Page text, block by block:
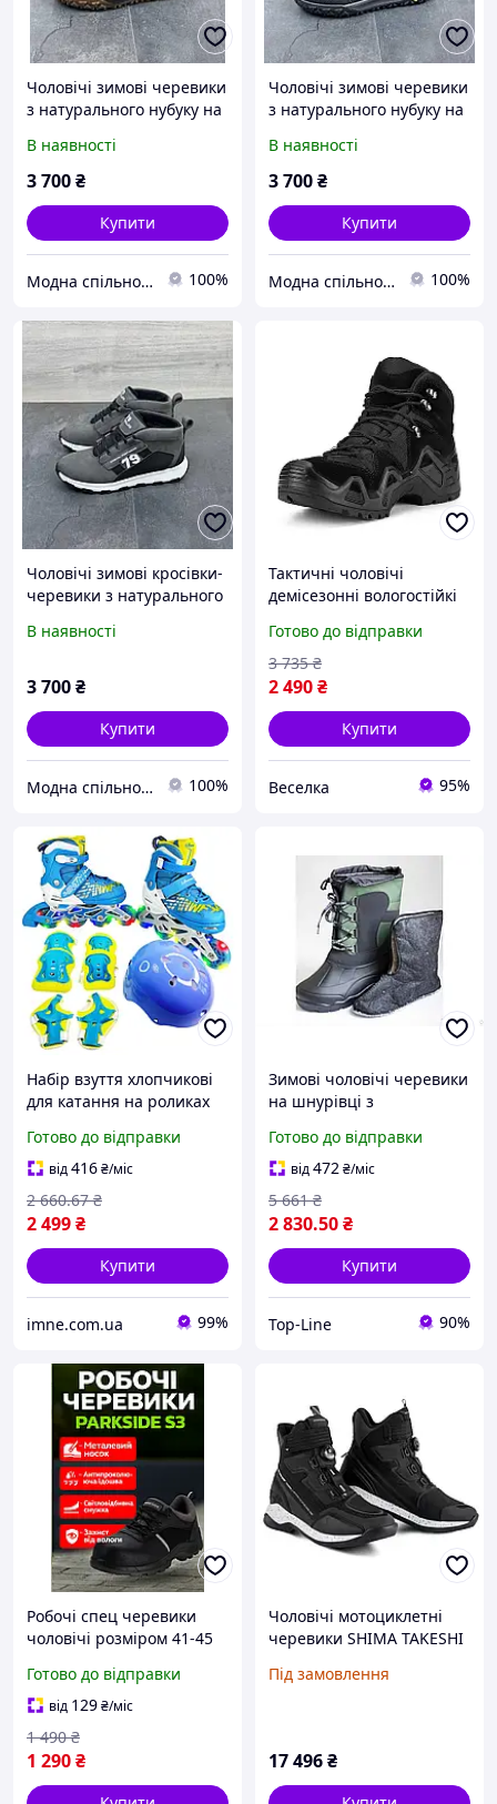
Чоловічі зимові черевики
з натурального нубуку на
захистом носка та п ятки
повсякденні
В наявності
3 700₴
Купити
Модна спільнота 100%
Чоловічі зимові черевики
з натурального нубуку на
захистом носка та п ятки
повсякденні
В наявності
3 700₴
Купити
Модна спільнота 100%
Чоловічі зимові кросівки-
черевики з натурального
чорним теплі із захистом
В наявності
3 700₴
Купити
Модна спільнота 100%
Тактичні чоловічі
демісезонні вологостійкі
відпочинку з підтримкою
та захистом FLAME
Готово до відправки
2 490₴
3 735 ₴
Купити
Веселка 95%
Набір взуття хлопчикові
для катання на роликах
Черевики з колесами Size
35 38 Шолом Захист рук
ніг
Готово до відправки
від416₴/міс
2 499₴
2 660.67 ₴
Купити
imne.com.ua 99%
Зимові чоловічі черевики
на шнурівці з
від холоду та вологи в
камуфляжі
Готово до відправки
від472₴/міс
2 830.50₴
5 661 ₴
Купити
Top-Line 90%
Робочі спец черевики
чоловічі розміром 41-45
антипрокольні з pu-
підошвою
комфортнезахисне взуття
для роботи промислові
Готово до відправки
від 129₴/міс
1 290₴
1 490 ₴
Чоловічі мотоциклетні
черевики SHIMA TAKESHI
черевики з системою
нековзкою
Під замовлення
17 496₴